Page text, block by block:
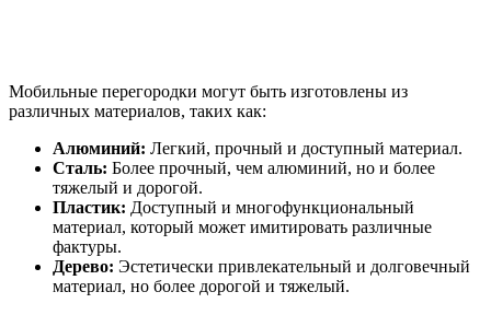
Мобильные перегородки могут быть изготовлены из
различных материалов, таких как:
Алюминий: Легкий, прочный и доступный материал.
Сталь: Более прочный, чем алюминий, но и более
тяжелый и дорогой.
Пластик: Доступный и многофункциональный
материал, который может имитировать различные
фактуры.
Дерево: Эстетически привлекательный и долговечный
материал, но более дорогой и тяжелый.